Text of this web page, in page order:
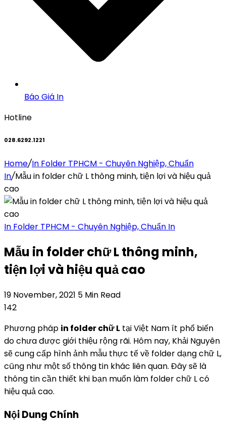
Báo Giá In
Hotline
028.6292.1221
Home/In Folder TPHCM - Chuyên Nghiệp, Chuẩn
In/Mẫu in folder chữ L thông minh, tiện lợi và hiệu quả
cao
In Folder TPHCM - Chuyên Nghiệp, Chuẩn In
Mẫu in folder chữ L thông minh,
tiện lợi và hiệu quả cao
19 November, 2021 5 Min Read
142
Phương pháp in folder chữ L tại Việt Nam ít phổ biến
do chưa được giới thiệu rộng rãi. Hôm nay, Khải Nguyên
sẽ cung cấp hình ảnh mẫu thực tế về folder dạng chữ L,
cũng như một số thông tin khác liên quan. Đây sẽ là
thông tin cần thiết khi bạn muốn làm folder chữ L có
hiệu quả cao.
Nội Dung Chính